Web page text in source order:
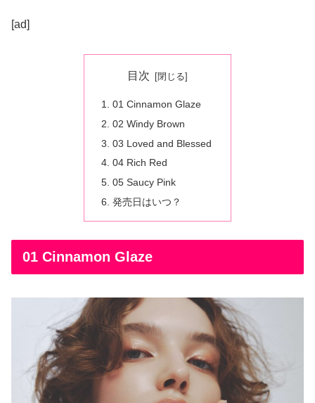
[ad]
目次
01 Cinnamon Glaze
02 Windy Brown
03 Loved and Blessed
04 Rich Red
05 Saucy Pink
発売日はいつ？
01 Cinnamon Glaze